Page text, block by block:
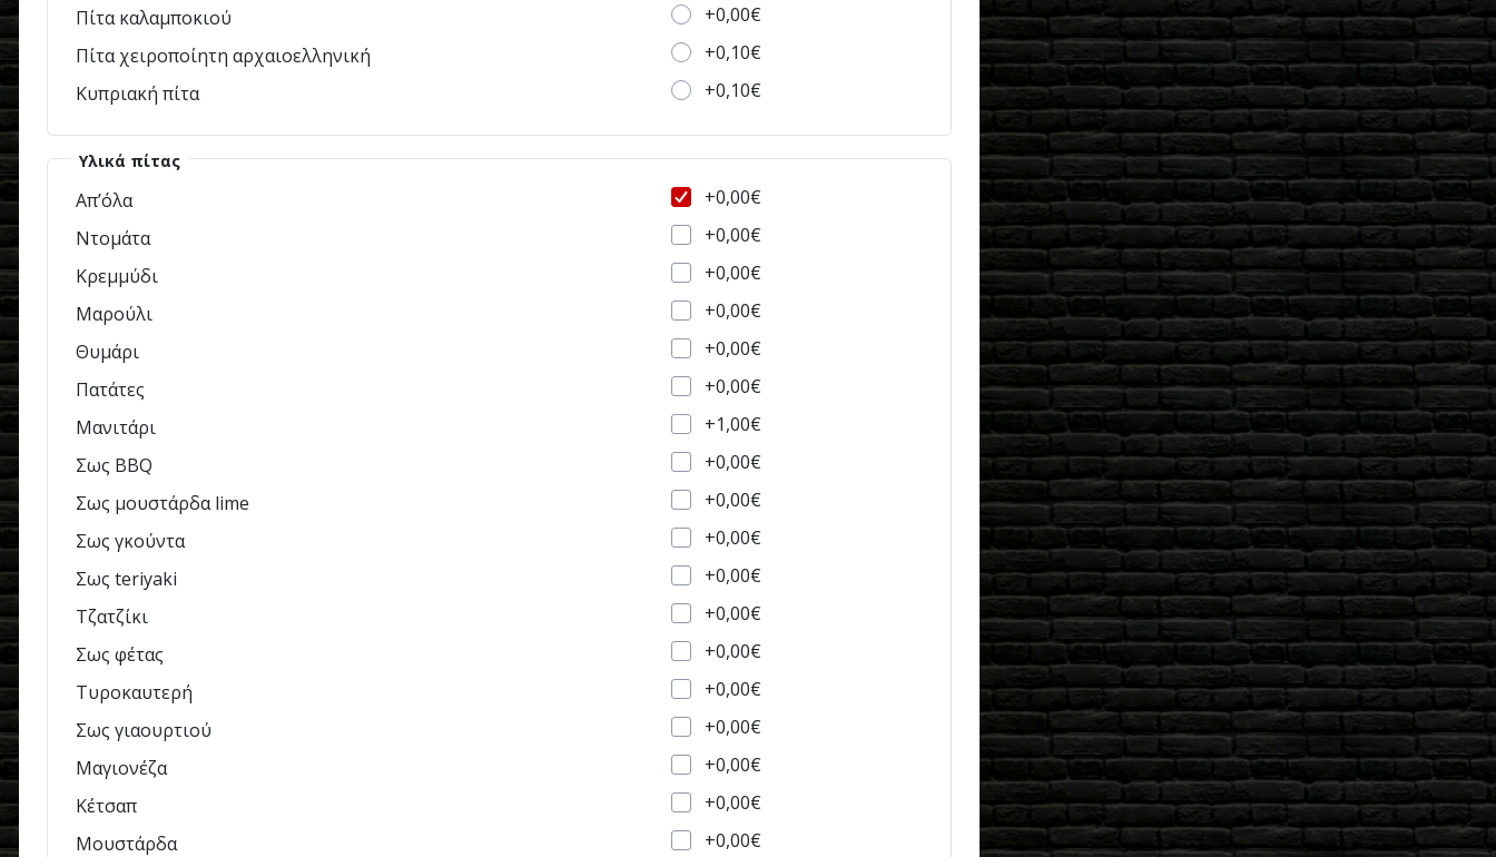
Πίτα καλαμποκιού
+0,00€
Πίτα χειροποίητη αρχαιοελληνική
+0,10€
Κυπριακή πίτα
+0,10€
Υλικά πίτας
Απ’όλα
+0,00€
Ντομάτα
+0,00€
Κρεμμύδι
+0,00€
Μαρούλι
+0,00€
Θυμάρι
+0,00€
Πατάτες
+0,00€
Μανιτάρι
+1,00€
Σως BBQ
+0,00€
Σως μουστάρδα lime
+0,00€
Σως γκούντα
+0,00€
Σως teriyaki
+0,00€
Τζατζίκι
+0,00€
Σως φέτας
+0,00€
Τυροκαυτερή
+0,00€
Σως γιαουρτιού
+0,00€
Μαγιονέζα
+0,00€
Κέτσαπ
+0,00€
Μουστάρδα
+0,00€